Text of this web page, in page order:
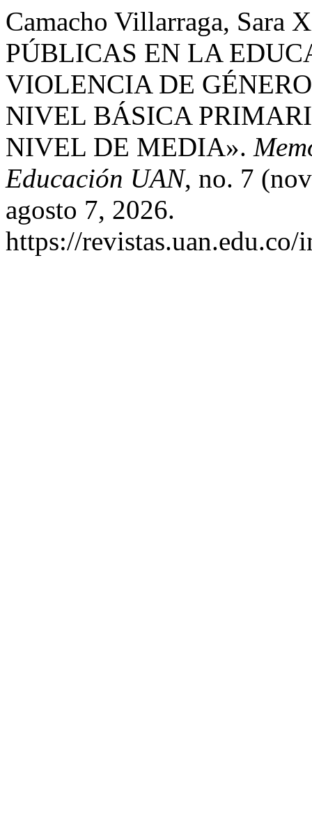
Camacho Villarraga, Sara
PÚBLICAS EN LA
VIOLENCIA DE
NIVEL BÁSICA
NIVEL DE MEDIA».
Educación UAN, no. 7
agosto 7, 2026.
https://